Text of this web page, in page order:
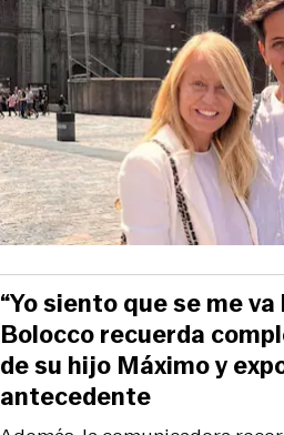
“Yo siento que se me va
Bolocco recuerda
de su hijo Máximo y
antecedente